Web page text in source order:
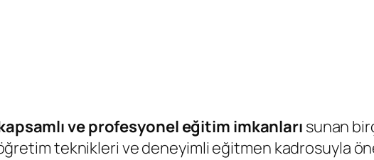
ve profesyonel eğitim imkanları sunan
teknikleri ve deneyimli eğitmen kadrosuyla öne